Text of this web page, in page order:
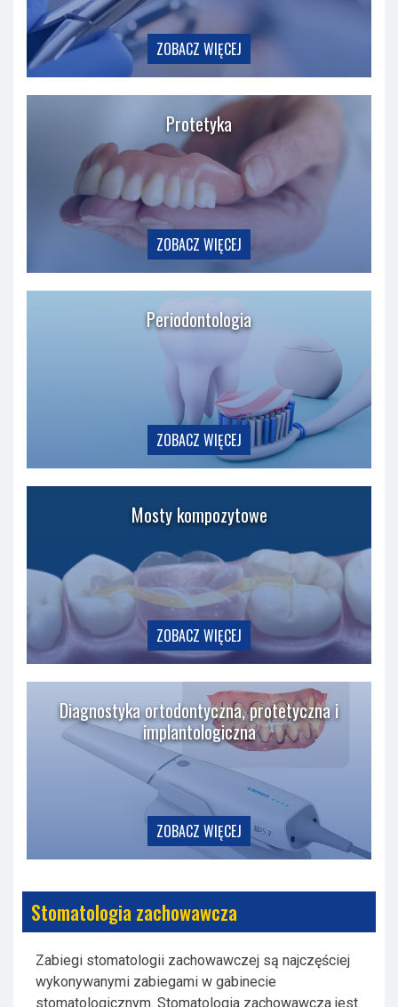
ZOBACZ WIĘCEJ
Protetyka
ZOBACZ WIĘCEJ
Periodontologia
ZOBACZ WIĘCEJ
Mosty kompozytowe
ZOBACZ WIĘCEJ
Diagnostyka ortodontyczna, protetyczna i
implantologiczna
ZOBACZ WIĘCEJ
Stomatologia zachowawcza
Zabiegi stomatologii zachowawczej są najczęściej
wykonywanymi zabiegami w gabinecie
stomatologicznym. Stomatologia zachowawcza jest